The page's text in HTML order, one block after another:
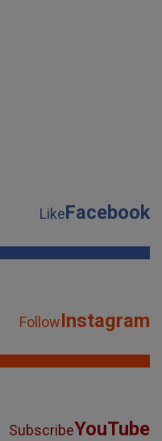
LikeFacebook
FollowInstagram
SubscribeYouTube